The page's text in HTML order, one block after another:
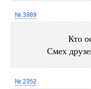
№ 3989
Кто
Смех
№ 2352